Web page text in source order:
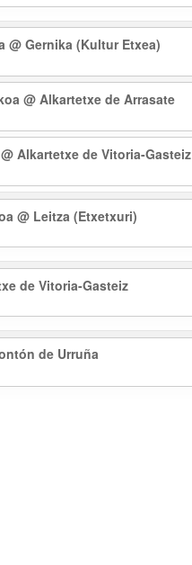
@ Gernika (Kultur Etxea)
@ Alkartetxe de Arrasate
@ Alkartetxe de Vitoria-Gasteiz
@ Leitza (Etxetxuri)
de Vitoria-Gasteiz
de Urruña